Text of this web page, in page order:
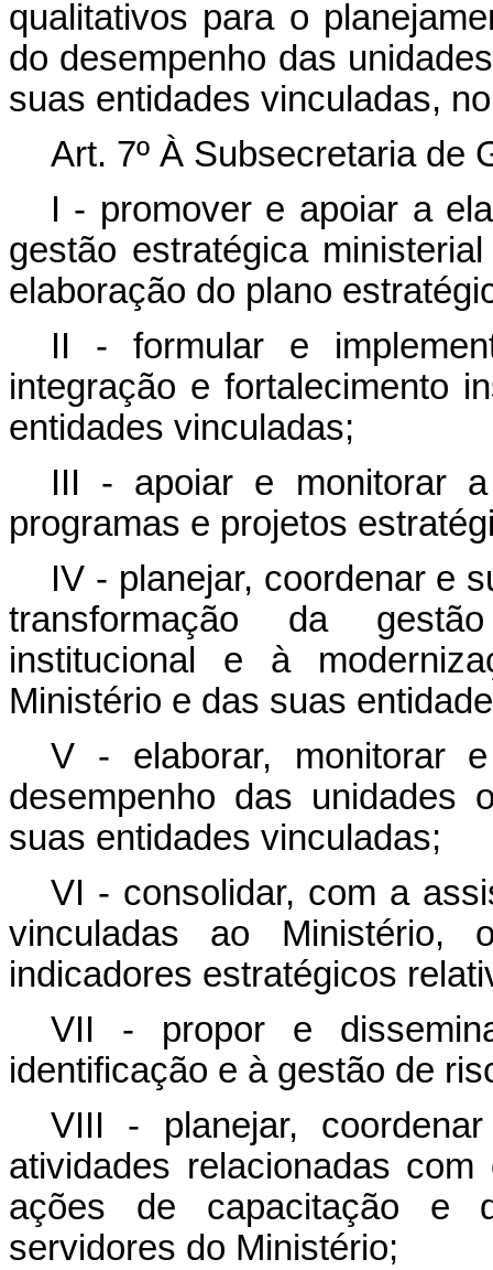
qualitativos para o
do desempenho das
suas entidades vinculadas,
Art. 7º À Subsecretaria de
I - promover e apoiar a
gestão estratégica
elaboração do plano
II - formular e
integração e fortalecimento
entidades vinculadas;
III - apoiar e monitorar
programas e projetos
IV - planejar, coordenar e
transformação da
institucional e à
Ministério e das suas
V - elaborar, monitorar
desempenho das unidades
suas entidades vinculadas;
VI - consolidar, com a
vinculadas ao
indicadores estratégicos
VII - propor e
identificação e à gestão de
VIII - planejar,
atividades relacionadas
ações de capacitação e
servidores do Ministério;